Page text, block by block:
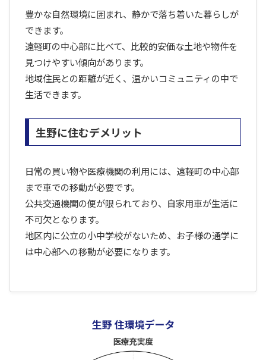
豊かな自然環境に囲まれ、静かで落ち着いた暮らしが
できます。
遠軽町の中心部に比べて、比較的安価な土地や物件を
見つけやすい傾向があります。
地域住民との距離が近く、温かいコミュニティの中で
生活できます。
生野に住むデメリット
日常の買い物や医療機関の利用には、遠軽町の中心部
まで車での移動が必要です。
公共交通機関の便が限られており、自家用車が生活に
不可欠となります。
地区内に公立の小中学校がないため、お子様の通学に
は中心部への移動が必要になります。